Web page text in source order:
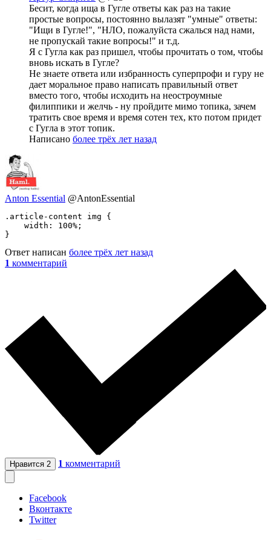
Бесит, когда ища в Гугле ответы как раз на такие
простые вопросы, постоянно вылазят "умные" ответы:
"Ищи в Гугле!", "НЛО, пожалуйста сжалься над нами,
не пропускай такие вопросы!" и т.д.
Я с Гугла как раз пришел, чтобы прочитать о том, чтобы
вновь искать в Гугле?
Не знаете ответа или избранность суперпрофи и гуру не
дает моральное право написать правильный ответ
вместо того, чтобы исходить на неостроумные
филиппики и желчь - ну пройдите мимо топика, зачем
тратить свое время и время сотен тех, кто потом придет
с Гугла в этот топик.
Написано более трёх лет назад
Anton Essential @AntonEssential
.article-content img {
    width: 100%;
}
Ответ написан более трёх лет назад
1 комментарий
Нравится 2 1 комментарий
Facebook
Вконтакте
Twitter